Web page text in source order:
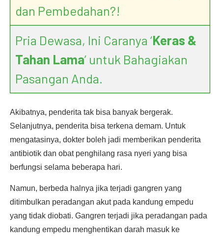
dan Pembedahan?!
Pria Dewasa, Ini Caranya ‘Keras &
Tahan Lama’ untuk Bahagiakan
Pasangan Anda.
Akibatnya, penderita tak bisa banyak bergerak.
Selanjutnya, penderita bisa terkena demam. Untuk
mengatasinya, dokter boleh jadi memberikan penderita
antibiotik dan obat penghilang rasa nyeri yang bisa
berfungsi selama beberapa hari.
Namun, berbeda halnya jika terjadi gangren yang
ditimbulkan peradangan akut pada kandung empedu
yang tidak diobati. Gangren terjadi jika peradangan pada
kandung empedu menghentikan darah masuk ke